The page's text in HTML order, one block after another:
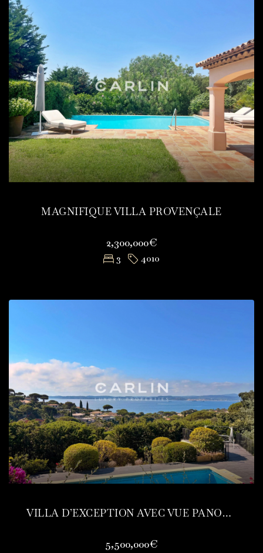
MAGNIFIQUE VILLA PROVENÇALE
2,300,000€
3 4010
VILLA D’EXCEPTION AVEC VUE PANORAMIQUE SUR LE GOLFE DE SAINT-TROPEZ
5,500,000€